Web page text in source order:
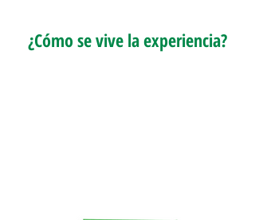
¿Cómo se vive la experiencia?